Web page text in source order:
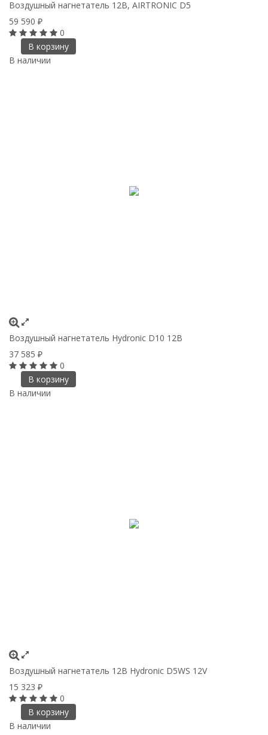
Воздушный нагнетатель 12В, AIRTRONIC D5
59 590 ₽
0
В корзину
В наличии
Воздушный нагнетатель Hydronic D10 12В
37 585 ₽
0
В корзину
В наличии
Воздушный нагнетатель 12В Hydronic D5WS 12V
15 323 ₽
0
В корзину
В наличии